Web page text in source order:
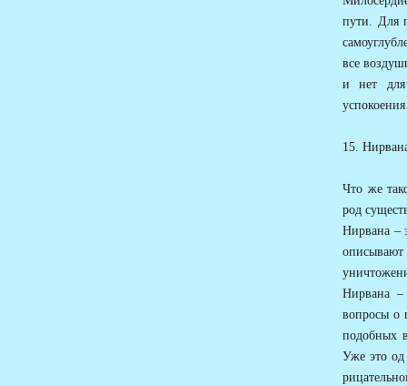
пути. Для
все
и нет для
15.
Что же
род
Нирвана –
Нирвана –
вопросы о
подобных
Уже это од